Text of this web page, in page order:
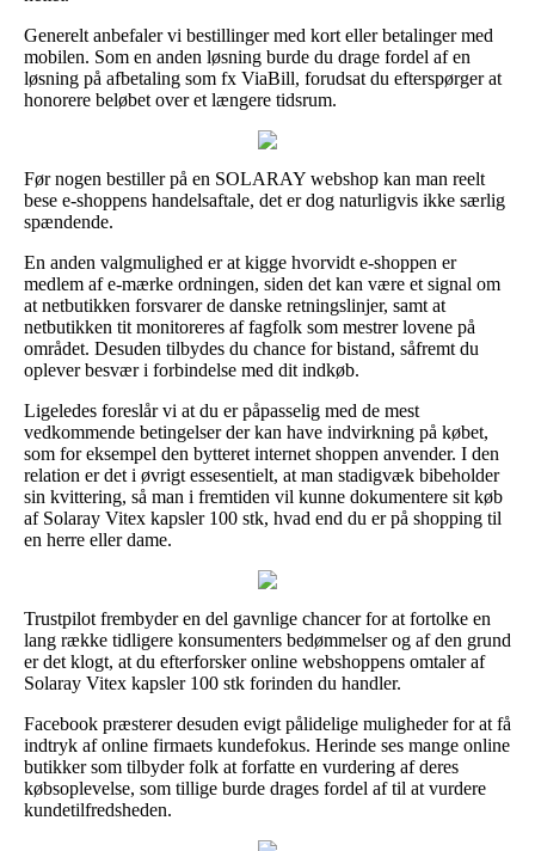
Generelt anbefaler vi bestillinger med kort eller betalinger med
mobilen. Som en anden løsning burde du drage fordel af en
løsning på afbetaling som fx ViaBill, forudsat du efterspørger at
honorere beløbet over et længere tidsrum.
Før nogen bestiller på en SOLARAY webshop kan man reelt
bese e-shoppens handelsaftale, det er dog naturligvis ikke særlig
spændende.
En anden valgmulighed er at kigge hvorvidt e-shoppen er
medlem af e-mærke ordningen, siden det kan være et signal om
at netbutikken forsvarer de danske retningslinjer, samt at
netbutikken tit monitoreres af fagfolk som mestrer lovene på
området. Desuden tilbydes du chance for bistand, såfremt du
oplever besvær i forbindelse med dit indkøb.
Ligeledes foreslår vi at du er påpasselig med de mest
vedkommende betingelser der kan have indvirkning på købet,
som for eksempel den bytteret internet shoppen anvender. I den
relation er det i øvrigt essesentielt, at man stadigvæk bibeholder
sin kvittering, så man i fremtiden vil kunne dokumentere sit køb
af Solaray Vitex kapsler 100 stk, hvad end du er på shopping til
en herre eller dame.
Trustpilot frembyder en del gavnlige chancer for at fortolke en
lang række tidligere konsumenters bedømmelser og af den grund
er det klogt, at du efterforsker online webshoppens omtaler af
Solaray Vitex kapsler 100 stk forinden du handler.
Facebook præsterer desuden evigt pålidelige muligheder for at få
indtryk af online firmaets kundefokus. Herinde ses mange online
butikker som tilbyder folk at forfatte en vurdering af deres
købsoplevelse, som tillige burde drages fordel af til at vurdere
kundetilfredsheden.